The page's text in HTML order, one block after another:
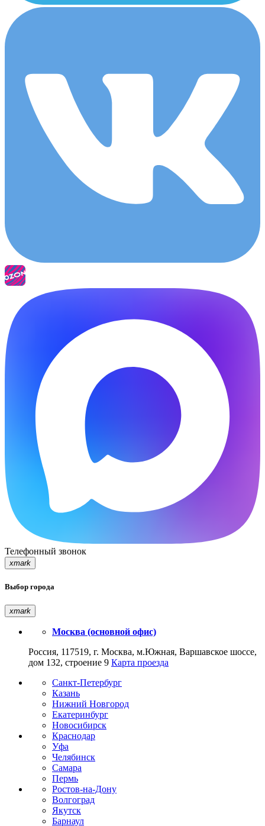
Телефонный звонок
xmark
Выбор города
xmark
Москва (основной офис)
Россия, 117519, г. Москва, м.Южная, Варшавское шоссе,
дом 132, строение 9 Карта проезда
Санкт-Петербург
Казань
Нижний Новгород
Екатеринбург
Новосибирск
Краснодар
Уфа
Челябинск
Самара
Пермь
Ростов-на-Дону
Волгоград
Якутск
Барнаул